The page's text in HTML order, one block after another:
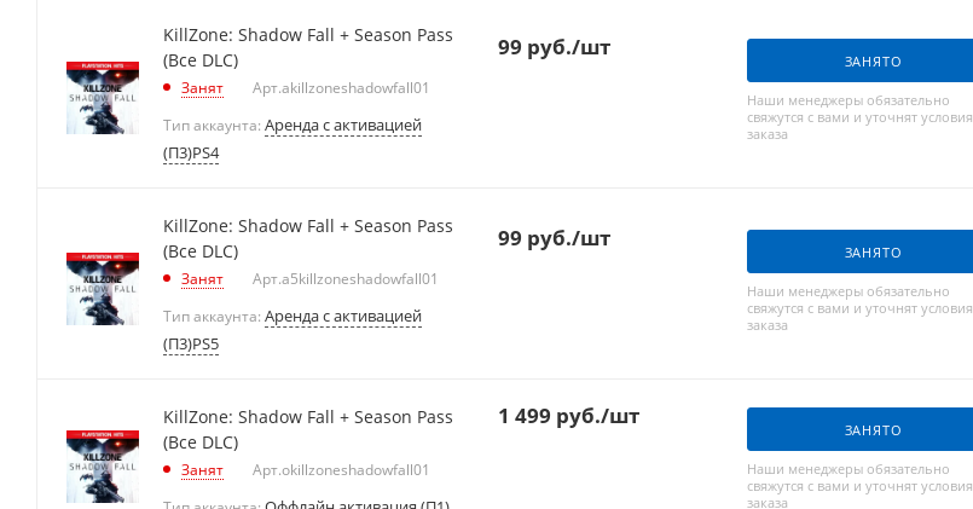
KillZone: Shadow Fall + Season Pass
(Все DLC)
Занят Арт.akillzoneshadowfall01
Тип аккаунта: Аренда с активацией
(П3)PS4
99 руб./шт
ЗАНЯТО
Наши менеджеры обязательно
свяжутся с вами и уточнят условия
заказа
KillZone: Shadow Fall + Season Pass
(Все DLC)
Занят Арт.a5killzoneshadowfall01
Тип аккаунта: Аренда с активацией
(П3)PS5
99 руб./шт
ЗАНЯТО
Наши менеджеры обязательно
свяжутся с вами и уточнят условия
заказа
KillZone: Shadow Fall + Season Pass
(Все DLC)
Занят Арт.okillzoneshadowfall01
1 499 руб./шт
ЗАНЯТО
Наши менеджеры обязательно
свяжутся с вами и уточнят условия
заказа